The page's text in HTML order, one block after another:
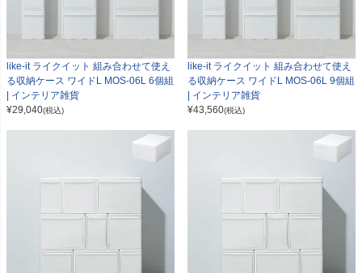
like-it ライクイット 組み合わせて使え
る収納ケース ワイドL MOS-06L 6個組
| インテリア雑貨
¥29,040(税込)
like-it ライクイット 組み合わせて使え
る収納ケース ワイドL MOS-06L 9個組
| インテリア雑貨
¥43,560(税込)